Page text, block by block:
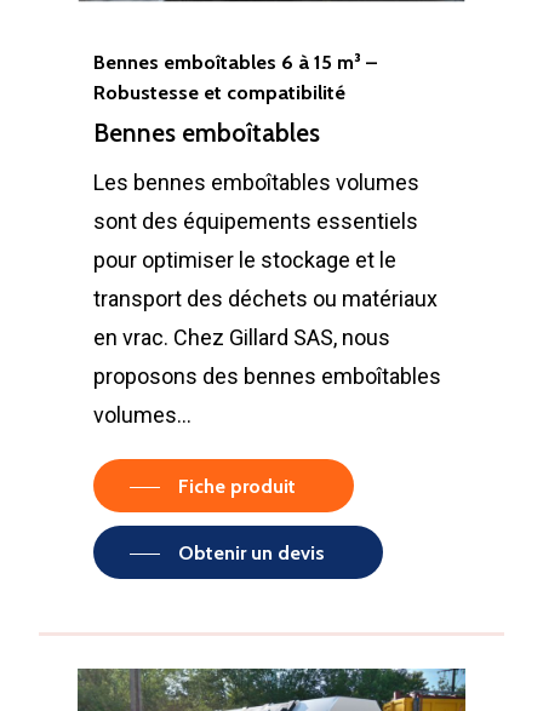
Bennes emboîtables 6 à 15 m³ –
Robustesse et compatibilité
Bennes emboîtables
Les bennes emboîtables volumes
sont des équipements essentiels
pour optimiser le stockage et le
transport des déchets ou matériaux
en vrac. Chez Gillard SAS, nous
proposons des bennes emboîtables
volumes…
Fiche produit
Obtenir un devis
LA SOCIÉTÉ
Historique et projets
Quelques chiffres
Nos infrastructures
Nos équipes
Nos partenaires
PRODUITS
Postes Fixes vérins
courts
Options
Lève Conteneurs
Bennes ampliroll
Bennes TANKER
Bennes SUPER
Bennes ROK
Bennes de Collecte
Conteneurs
Matériels de
ACTUALITÉS
CONTACT
FR
EN
FR
Environnement